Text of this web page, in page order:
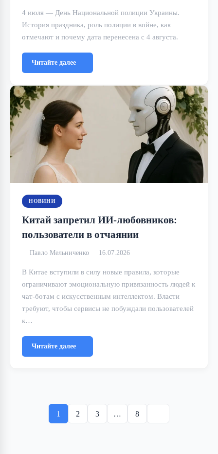
4 июля — День Национальной полиции Украины.
История праздника, роль полиции в войне, как
отмечают и почему дата перенесена с 4 августа.
Читайте далее
НОВИНИ
Китай запретил ИИ-любовников:
пользователи в отчаянии
Павло Мельниченко 16.07.2026
В Китае вступили в силу новые правила, которые
ограничивают эмоциональную привязанность людей к
чат-ботам с искусственным интеллектом. Власти
требуют, чтобы сервисы не побуждали пользователей
к…
Читайте далее
записей
1 2 3 … 8